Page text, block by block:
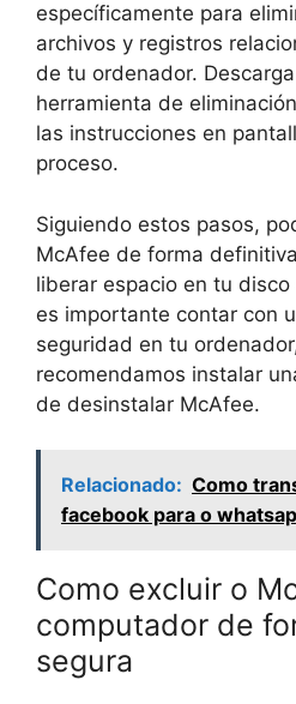
específicamente para
archivos y registros
de tu ordenador.
herramienta de
las instrucciones en
proceso.
Siguiendo estos pasos,
McAfee de forma
liberar espacio en tu
es importante contar con
seguridad en tu
recomendamos instalar
de desinstalar McAfee.
Relacionado: Como
facebook para o
Como excluir o
computador de
segura